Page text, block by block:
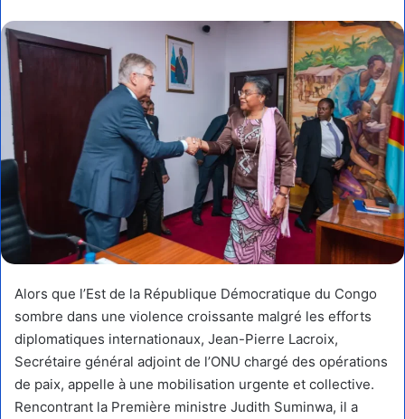
Alors que l’Est de la République Démocratique du Congo
sombre dans une violence croissante malgré les efforts
diplomatiques internationaux, Jean-Pierre Lacroix,
Secrétaire général adjoint de l’ONU chargé des opérations
de paix, appelle à une mobilisation urgente et collective.
Rencontrant la Première ministre Judith Suminwa, il a